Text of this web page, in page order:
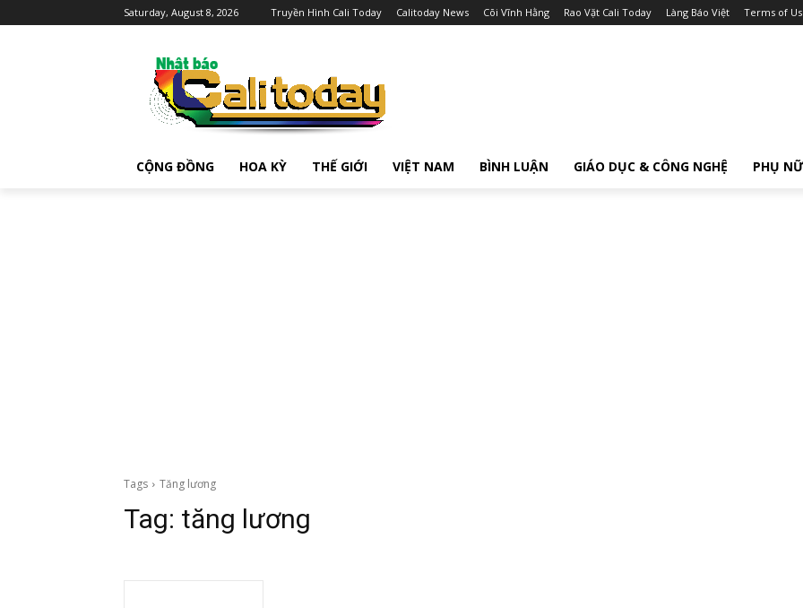
Saturday, August 8, 2026 Truyền Hình Cali Today Calitoday News Cõi Vĩnh Hằng Rao Vặt Cali Today Làng Báo Việt Terms of
CỘNG ĐỒNG HOA KỲ THẾ GIỚI VIỆT NAM BÌNH LUẬN GIÁO DỤC & CÔNG NGHỆ PHỤ NỮ
Tags Tăng lương
Tag: tăng lương